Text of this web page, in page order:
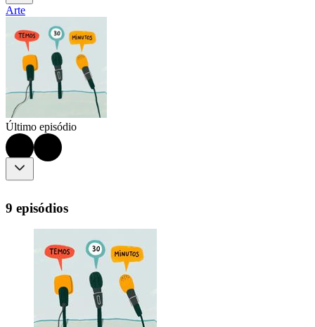
Arte
Último episódio
9 episódios